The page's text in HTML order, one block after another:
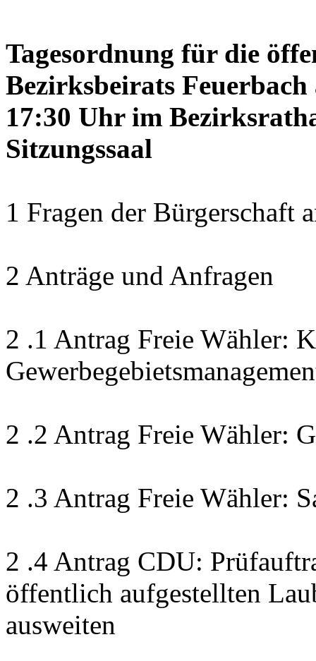
Tagesordnung für die
Bezirksbeirats
17:30 Uhr im
Sitzungssaal
1 Fragen der Bürgerschaft
2 Anträge und Anfragen
2 .1 Antrag Freie Wähler:
2 .2 Antrag Freie Wähler:
2 .3 Antrag Freie Wähler:
2 .4 Antrag CDU:
öffentlich aufgestellten
ausweiten